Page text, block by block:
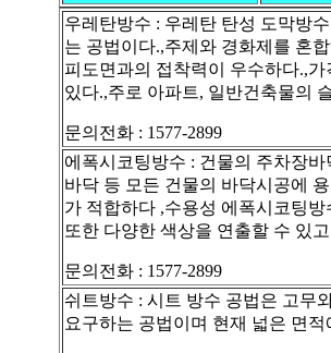
우레탄방수 : 우레탄 탄성 도막방
는 공법이다.,주제와 경화제를 혼
피도면과의 접착력이 우수하다.,
있다.,주로 아파트, 일반건축물의
문의전화 : 1577-2899
에폭시코팅방수 : 건물의 주차장
바닥 등 모든 건물의 바닥시공에
가 적합하다 ,수용성 에폭시코팅
또한 다양한 색상을 연출할 수 있
문의전화 : 1577-2899
쉬트방수 : 시트 방수 공법은 고무
요구하는 공법이며 현재 넓은 면